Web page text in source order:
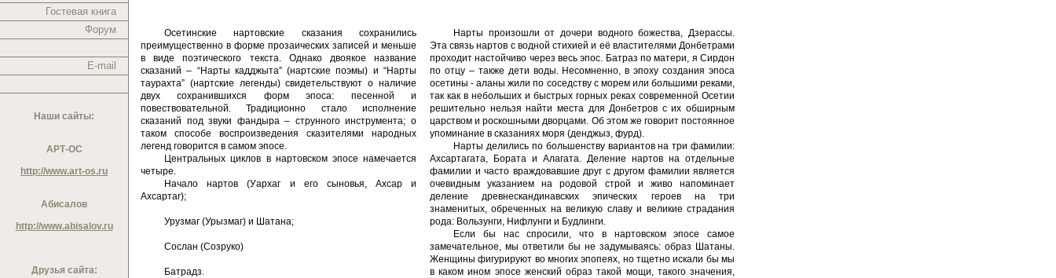
Гостевая книга
Форум
E-mail
Наши сайты:
АРТ-ОС
http://www.art-os.ru
Абисалов
http://www.abisalov.ru
Друзья сайта:
Осетинские нартовские сказания сохранились
преимущественно в форме прозаических записей и меньше
в виде поэтического текста. Однако двоякое название
сказаний – “Нарты кадджыта” (нартские поэмы) и “Нарты
таурахта” (нартские легенды) свидетельствуют о наличие
двух сохранившихся форм эпоса: песенной и
повествовательной. Традиционно стало исполнение
сказаний под звуки фандыра – струнного инструмента; о
таком способе воспроизведения сказителями народных
легенд говорится в самом эпосе.
Центральных циклов в нартовском эпосе намечается
четыре.
Начало нартов (Уархаг и его сыновья, Ахсар и
Ахсартаг);
Урузмаг (Урызмаг) и Шатана;
Сослан (Созруко)
Батрадз.
Нарты произошли от дочери водного божества, Дзерассы.
Эта связь нартов с водной стихией и её властителями Донбетрами
проходит настойчиво через весь эпос. Батраз по матери, я Сирдон
по отцу – также дети воды. Несомненно, в эпоху создания эпоса
осетины - аланы жили по соседству с морем или большими реками,
так как в небольших и быстрых горных реках современной Осетии
решительно нельзя найти места для Донбетров с их обширным
царством и роскошными дворцами. Об этом же говорит постоянное
упоминание в сказаниях моря (денджыз, фурд).
Нарты делились по большенству вариантов на три фамилии:
Ахсартагата, Бората и Алагата. Деление нартов на отдельные
фамилии и часто враждовавшие друг с другом фамилии является
очевидным указанием на родовой строй и живо напоминает
деление древнескандинавских эпических героев на три
знаменитых, обреченных на великую славу и великие страдания
рода: Вользунги, Нифлунги и Будлинги.
Если бы нас спросили, что в нартовском эпосе самое
замечательное, мы ответили бы не задумываясь: образ Шатаны.
Женщины фигурируют во многих эпопеях, но тщетно искали бы мы
в каком ином эпосе женский образ такой мощи, такого значения,